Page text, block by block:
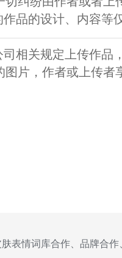
品的设计、内容等
相关规定上传作品
片，作者或上传者
肤表情词库合作、品牌合